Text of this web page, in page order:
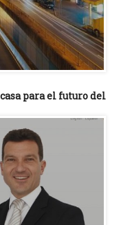
para el futuro del